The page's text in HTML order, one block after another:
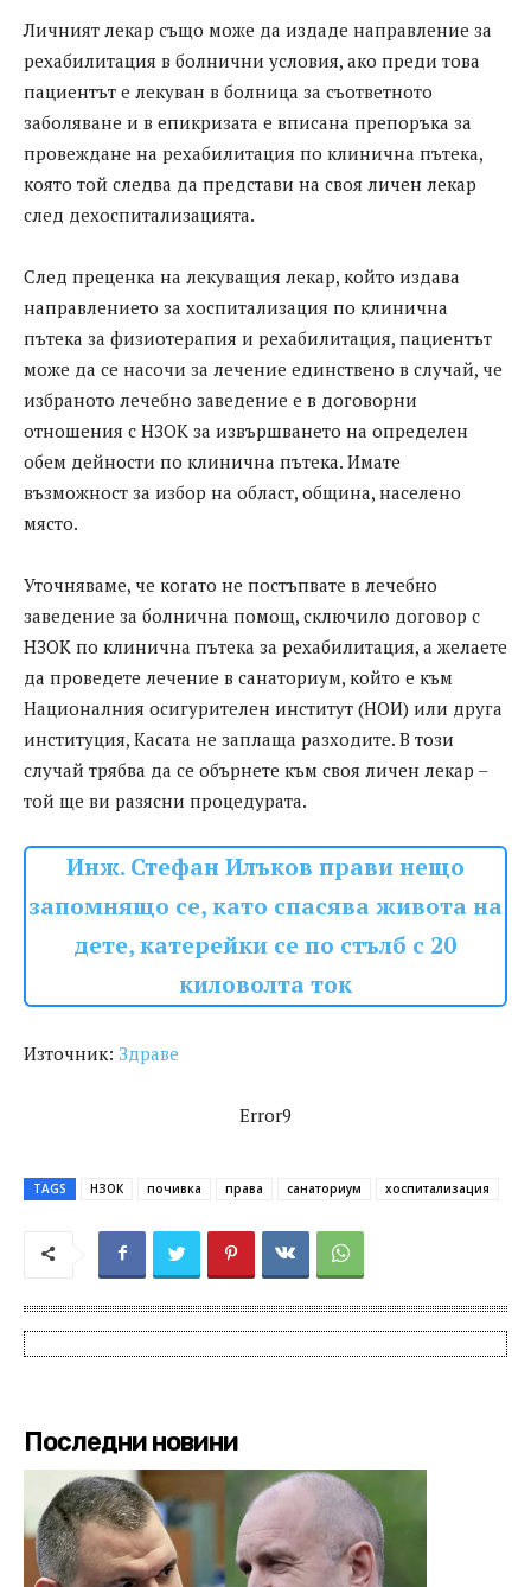
Личният лекар също може да издаде направление за
рехабилитация в болнични условия, ако преди това
пациентът е лекуван в болница за съответното
заболяване и в епикризата е вписана препоръка за
провеждане на рехабилитация по клинична пътека,
която той следва да представи на своя личен лекар
след дехоспитализацията.
След преценка на лекуващия лекар, който издава
направлението за хоспитализация по клинична
пътека за физиотерапия и рехабилитация, пациентът
може да се насочи за лечение единствено в случай, че
избраното лечебно заведение е в договорни
отношения с НЗОК за извършването на определен
обем дейности по клинична пътека. Имате
възможност за избор на област, община, населено
място.
Уточняваме, че когато не постъпвате в лечебно
заведение за болнична помощ, сключило договор с
НЗОК по клинична пътека за рехабилитация, а желаете
да проведете лечение в санаториум, който е към
Националния осигурителен институт (НОИ) или друга
институция, Касата не заплаща разходите. В този
случай трябва да се обърнете към своя личен лекар –
той ще ви разясни процедурата.
Инж. Стефан Илъков прави нещо
запомнящо се, като спасява живота на
дете, катерейки се по стълб с 20
киловолта ток
Източник: Здраве
Error9
TAGS НЗОК почивка права санаториум хоспитализация
Последни новини